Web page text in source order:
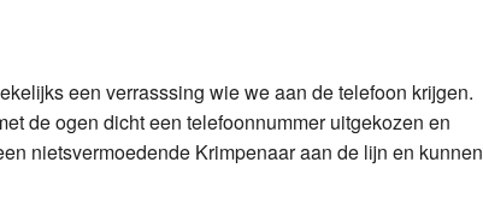
een verrasssing wie we aan de telefoon krijgen.
de ogen dicht een telefoonnummer uitgekozen en
nietsvermoedende Krimpenaar aan de lijn en kunnen